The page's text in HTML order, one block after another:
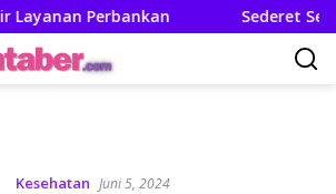
Perbankan Sederet
Kesehatan Juni 5, 2024